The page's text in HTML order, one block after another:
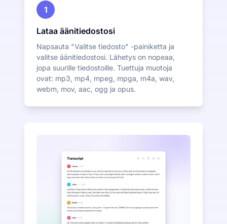
1
Lataa äänitiedostosi
Napsauta "Valitse tiedosto" -painiketta ja
valitse äänitiedostosi. Lähetys on nopeaa,
jopa suurille tiedostoille. Tuettuja muotoja
ovat: mp3, mp4, mpeg, mpga, m4a, wav,
webm, mov, aac, ogg ja opus.